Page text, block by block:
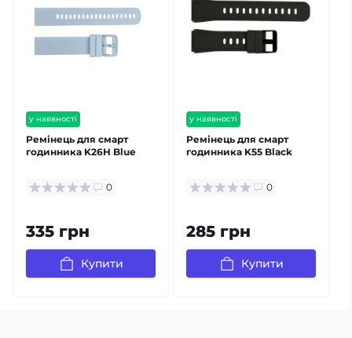
у наявності
Ремінець для смарт
годинника K26H Blue
0
335 грн
Купити
у наявності
Ремінець для смарт
годинника K55 Black
0
285 грн
Купити